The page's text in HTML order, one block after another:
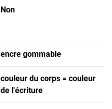
Non
encre gommable
couleur du corps = couleur
de l'écriture